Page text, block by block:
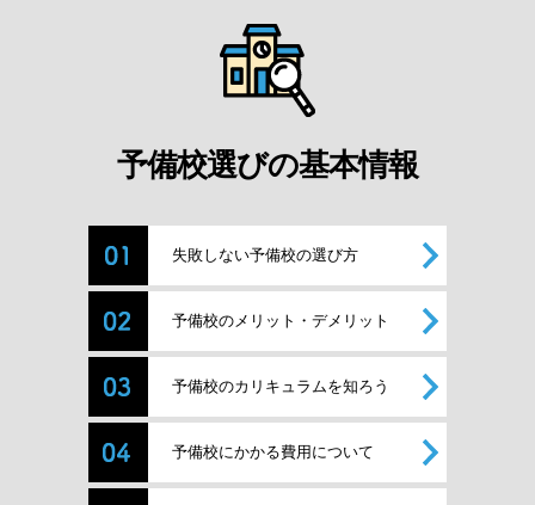
予備校選びの基本情報
失敗しない予備校の選び方
予備校のメリット・デメリット
予備校のカリキュラムを知ろう
予備校にかかる費用について